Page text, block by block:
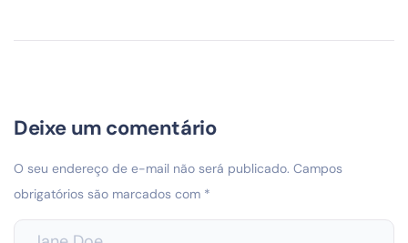
Deixe um comentário
O seu endereço de e-mail não será publicado. Campos
obrigatórios são marcados com *